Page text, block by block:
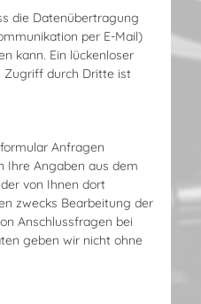
die Datenübertragung
per E-Mail)
kann. Ein lückenloser
Zugriff durch Dritte ist
Anfragen
Ihre Angaben aus dem
von Ihnen dort
zwecks Bearbeitung der
Anschlussfragen bei
geben wir nicht ohne